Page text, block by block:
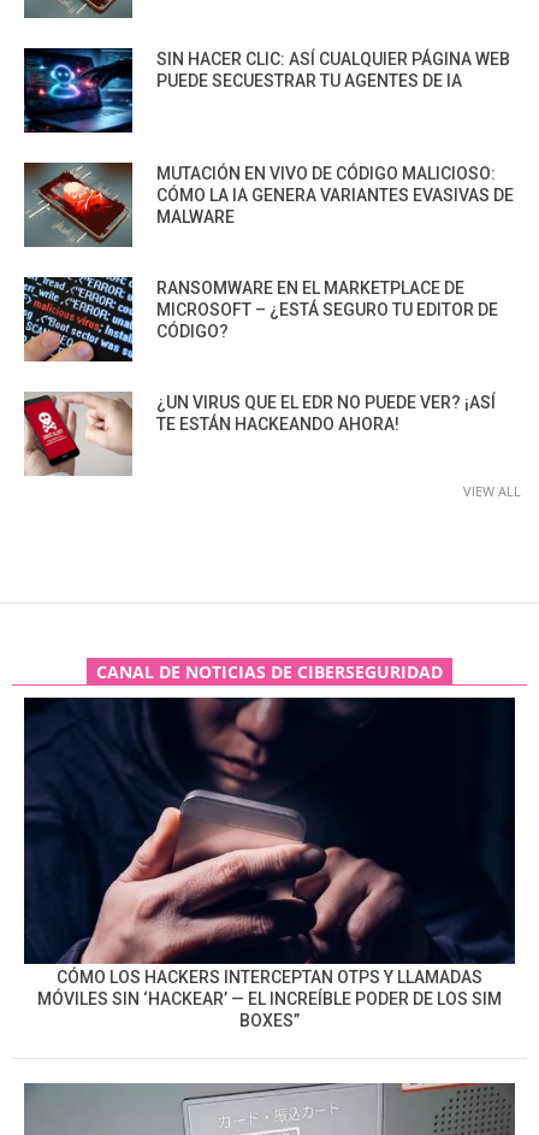
SIN HACER CLIC: ASÍ CUALQUIER PÁGINA WEB
PUEDE SECUESTRAR TU AGENTES DE IA
MUTACIÓN EN VIVO DE CÓDIGO MALICIOSO:
CÓMO LA IA GENERA VARIANTES EVASIVAS DE
MALWARE
RANSOMWARE EN EL MARKETPLACE DE
MICROSOFT – ¿ESTÁ SEGURO TU EDITOR DE
CÓDIGO?
¿UN VIRUS QUE EL EDR NO PUEDE VER? ¡ASÍ
TE ESTÁN HACKEANDO AHORA!
VIEW ALL
CANAL DE NOTICIAS DE CIBERSEGURIDAD
CÓMO LOS HACKERS INTERCEPTAN OTPS Y LLAMADAS
MÓVILES SIN ‘HACKEAR’ — EL INCREÍBLE PODER DE LOS SIM
BOXES”